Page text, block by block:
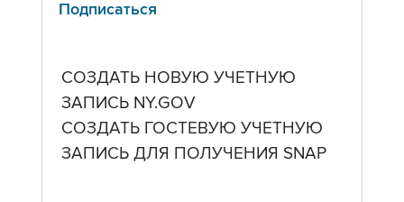
Подписаться
СОЗДАТЬ НОВУЮ УЧЕТНУЮ
ЗАПИСЬ NY.GOV
СОЗДАТЬ ГОСТЕВУЮ УЧЕТНУЮ
ЗАПИСЬ ДЛЯ ПОЛУЧЕНИЯ SNAP